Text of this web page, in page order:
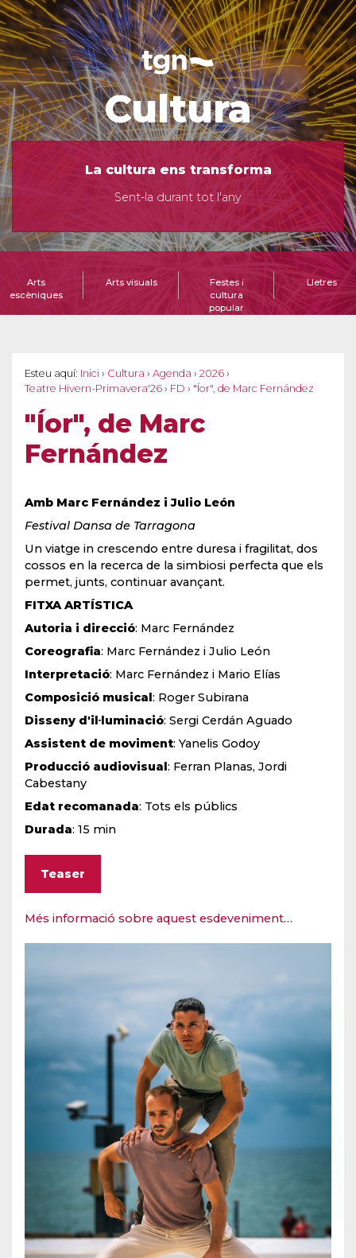
Cultura
La cultura ens transforma
Sent-la durant tot l'any
Arts
escèniques
Arts visuals
Festes i
cultura
popular
Lletres
Esteu aquí: Inici › Cultura › Agenda › 2026 ›
Teatre Hivern-Primavera'26 › FD › "Íor", de Marc Fernández
"Íor", de Marc
Fernández
Amb Marc Fernández i Julio León
Festival Dansa de Tarragona
Un viatge in crescendo entre duresa i fragilitat, dos
cossos en la recerca de la simbiosi perfecta que els
permet, junts, continuar avançant.
FITXA ARTÍSTICA
Autoria i direcció: Marc Fernández
Coreografia: Marc Fernández i Julio León
Interpretació: Marc Fernández i Mario Elías
Composició musical : Roger Subirana
Disseny d'il·luminació: Sergi Cerdán Aguado
Assistent de moviment: Yanelis Godoy
Producció audiovisual : Ferran Planas, Jordi
Cabestany
Edat recomanada: Tots els públics
Durada: 15 min
Teaser
Més informació sobre aquest esdeveniment…